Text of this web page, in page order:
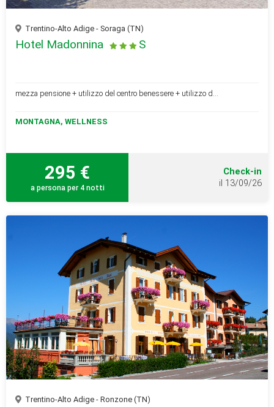
Trentino-Alto Adige - Soraga (TN)
Hotel Madonnina S
mezza pensione + utilizzo del centro benessere + utilizzo d...
MONTAGNA, WELLNESS
295 €
a persona per 4 notti
Check-in
il 13/09/26
Trentino-Alto Adige - Ronzone (TN)